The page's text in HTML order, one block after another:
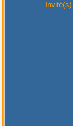
Invité(s)